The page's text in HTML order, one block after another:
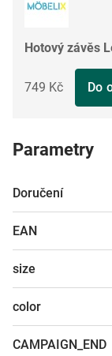
Hotový závěs
749 Kč Do
Parametry
Doručení
EAN
size
color
CAMPAIGN_END